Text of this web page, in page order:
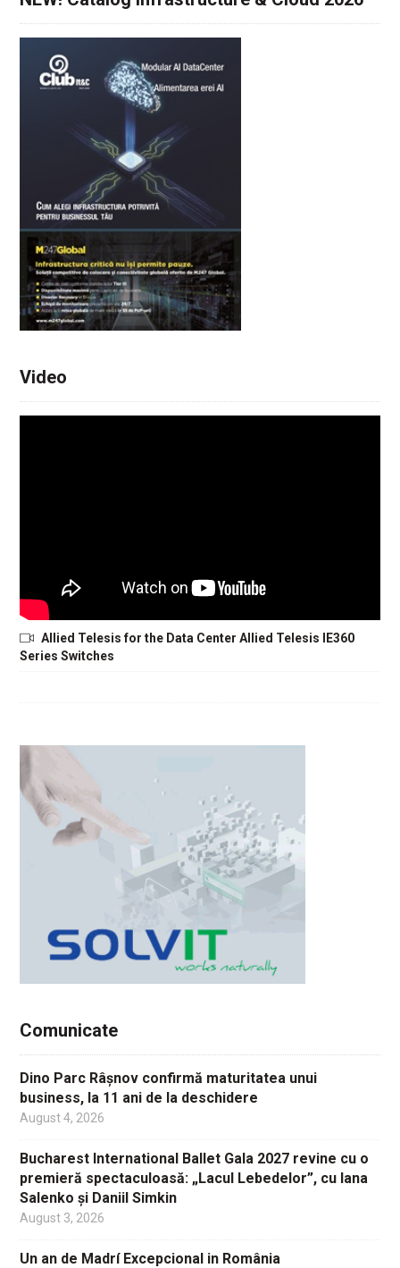
Video
Allied Telesis for the Data Center Allied Telesis IE360
Series Switches
Comunicate
Dino Parc Râșnov confirmă maturitatea unui
business, la 11 ani de la deschidere
August 4, 2026
Bucharest International Ballet Gala 2027 revine cu o
premieră spectaculoasă: „Lacul Lebedelor”, cu Iana
Salenko și Daniil Simkin
August 3, 2026
Un an de Madrí Excepcional in România